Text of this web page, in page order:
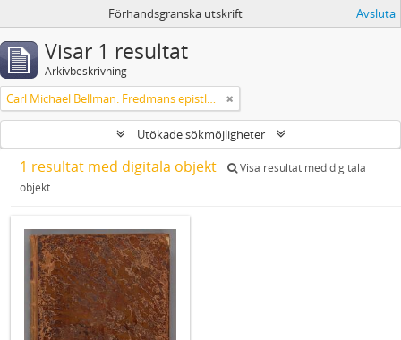
Förhandsgranska utskrift Avsluta
Visar 1 resultat
Arkivbeskrivning
Carl Michael Bellman: Fredmans epistlar [dedicerade till J.D. Duwall] Del 2
Utökade sökmöjligheter
1 resultat med digitala objekt
Visa resultat med digitala
objekt